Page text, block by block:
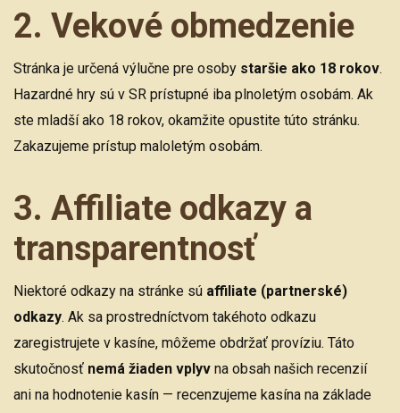
2. Vekové obmedzenie
Stránka je určená výlučne pre osoby staršie ako 18 rokov.
Hazardné hry sú v SR prístupné iba plnoletým osobám. Ak
ste mladší ako 18 rokov, okamžite opustite túto stránku.
Zakazujeme prístup maloletým osobám.
3. Affiliate odkazy a
transparentnosť
Niektoré odkazy na stránke sú affiliate (partnerské)
odkazy. Ak sa prostredníctvom takéhoto odkazu
zaregistrujete v kasíne, môžeme obdržať províziu. Táto
skutočnosť nemá žiaden vplyv na obsah našich recenzií
ani na hodnotenie kasín — recenzujeme kasína na základe